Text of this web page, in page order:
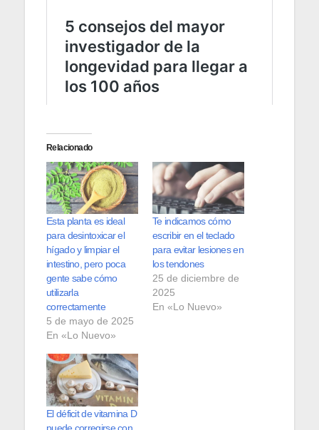
Relacionado
Esta planta es ideal
para desintoxicar el
hígado y limpiar el
intestino, pero poca
gente sabe cómo
utilizarla
correctamente
5 de mayo de 2025
En «Lo Nuevo»
Te indicamos cómo
escribir en el teclado
para evitar lesiones en
los tendones
25 de diciembre de
2025
En «Lo Nuevo»
El déficit de vitamina D